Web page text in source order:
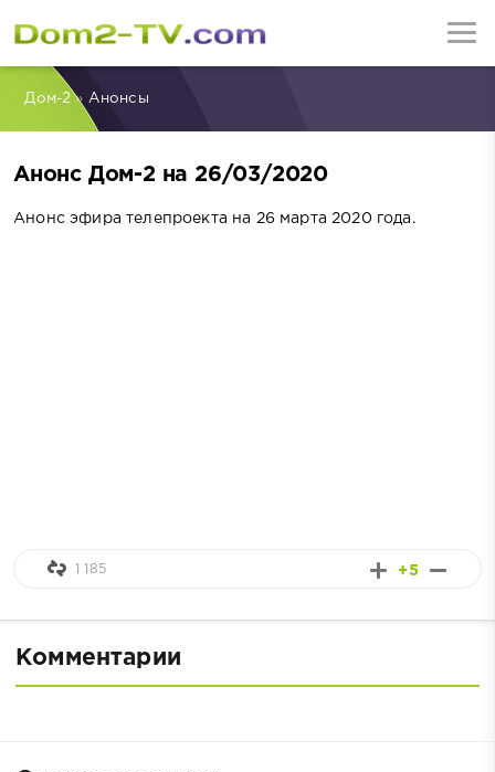
Дом-2» Анонсы
Анонс Дом-2 на 26/03/2020
Анонс эфира телепроекта на 26 марта 2020 года.
+5
1 185
Комментарии